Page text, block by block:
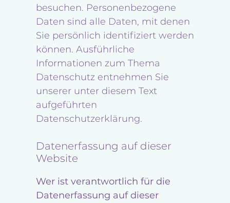
besuchen. Personenbezogene
Daten sind alle Daten, mit denen
Sie persönlich identifiziert werden
können. Ausführliche
Informationen zum Thema
Datenschutz entnehmen Sie
unserer unter diesem Text
aufgeführten
Datenschutzerklärung.
Datenerfassung auf dieser
Website
Wer ist verantwortlich für die
Datenerfassung auf dieser